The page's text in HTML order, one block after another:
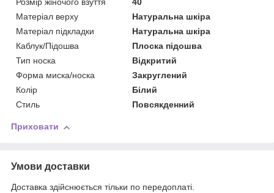
Розмір жіночого взуття
40
Матеріал верху
Натуральна шкіра
Матеріал підкладки
Натуральна шкіра
Каблук/Підошва
Плоска підошва
Тип носка
Відкритий
Форма миска/носка
Закруглений
Колір
Білий
Стиль
Повсякденний
Приховати
Умови доставки
Доставка здійснюється тільки по передоплаті.